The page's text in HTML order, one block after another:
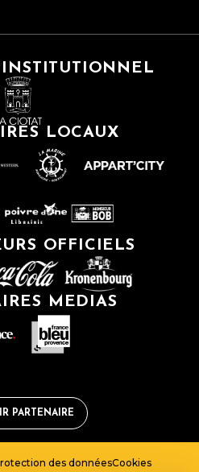
LOCAUX
OFFICIELS
MEDIAS
PARTENAIRE
des donnéesCookies